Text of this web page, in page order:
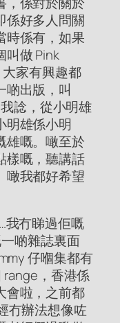
係好多人問關
時係有，如果
叫做 Pink
家有興趣都
啲出版，叫
諗，從小明雄
明雄係小明
雄嘅。噉至於
樣嘅，聽講話
噉我都好希望
我冇睇過佢嘅
啲雜誌裏面
仔嗰集都有
range，香港係
會啦，之前都
冇辦法想像咗